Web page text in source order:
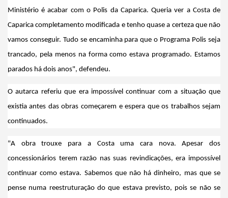
Ministério é acabar com o Polis da Caparica. Queria ver a Costa de
Caparica completamento modificada e tenho quase a certeza que não
vamos conseguir. Tudo se encaminha para que o Programa Polis seja
trancado, pela menos na forma como estava programado. Estamos
parados há dois anos", defendeu.
O autarca referiu que era impossível continuar com a situação que
existia antes das obras começarem e espera que os trabalhos sejam
continuados.
"A obra trouxe para a Costa uma cara nova. Apesar dos
concessionários terem razão nas suas revindicações, era impossível
continuar como estava. Sabemos que não há dinheiro, mas que se
pense numa reestruturação do que estava previsto, pois se não se